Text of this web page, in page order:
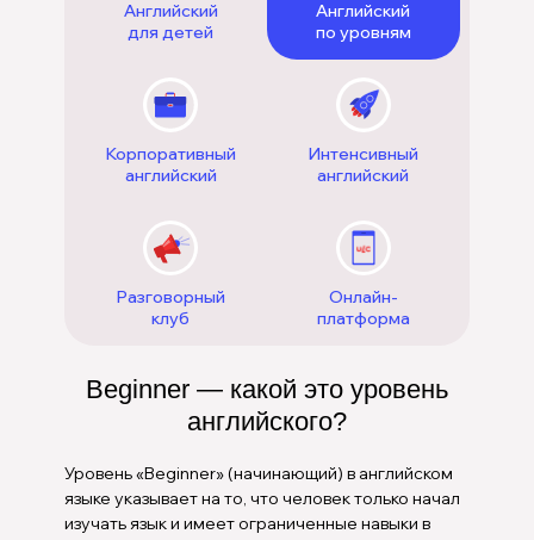
Английский
для детей
Английский
по уровням
Корпоративный
английский
Интенсивный
английский
Разговорный
клуб
Онлайн-
платформа
Beginner — какой это уровень
английского?
Уровень «Beginner» (начинающий) в английском
языке указывает на то, что человек только начал
изучать язык и имеет ограниченные навыки в